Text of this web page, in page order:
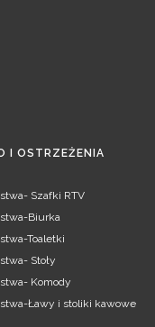
I OSTRZEŻENIA
Szafki RTV
Biurka
Toaletki
Stoły
Komody
Ławy i stoliki kawowe